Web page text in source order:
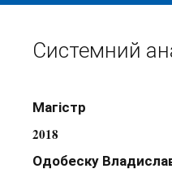
Системний
Магістр
2018
Одобеску